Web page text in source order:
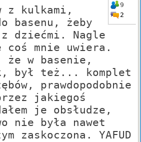
9
2
z kulkami,
basenu, żeby
dziećmi. Nagle
coś mnie uwiera.
że w basenie,
był też... komplet
prawdopodobnie
jakiegoś
je obsłudze,
nie była nawet
zaskoczona. YAFUD